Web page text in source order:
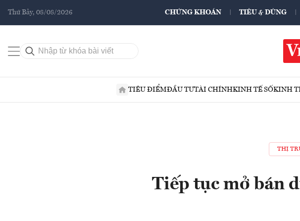
Thứ Bảy, 08/08/2026 CHỨNG KHOÁN TIÊU & DÙNG
TIÊU ĐIỂMĐẦU TƯTÀI CHÍNHKINH TẾ SỐKINH
THỊ
Tiếp tục mở bán